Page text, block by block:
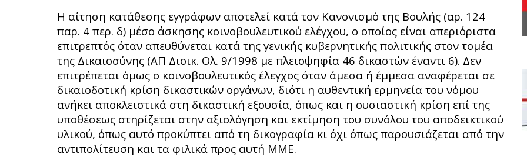
Η αίτηση κατάθεσης εγγράφων αποτελεί κατά τον Κανονισμό της Βουλής (αρ. 124
παρ. 4 περ. δ) μέσο άσκησης κοινοβουλευτικού ελέγχου, ο οποίος είναι απεριόριστα
επιτρεπτός όταν απευθύνεται κατά της γενικής κυβερνητικής πολιτικής στον τομέα
της Δικαιοσύνης (ΑΠ Διοικ. Ολ. 9/1998 με πλειοψηφία 46 δικαστών έναντι 6). Δεν
επιτρέπεται όμως ο κοινοβουλευτικός έλεγχος όταν άμεσα ή έμμεσα αναφέρεται σε
δικαιοδοτική κρίση δικαστικών οργάνων, διότι η αυθεντική ερμηνεία του νόμου
ανήκει αποκλειστικά στη δικαστική εξουσία, όπως και η ουσιαστική κρίση επί της
υποθέσεως στηρίζεται στην αξιολόγηση και εκτίμηση του συνόλου του αποδεικτικού
υλικού, όπως αυτό προκύπτει από τη δικογραφία κι όχι όπως παρουσιάζεται από την
αντιπολίτευση και τα φιλικά προς αυτή ΜΜΕ.